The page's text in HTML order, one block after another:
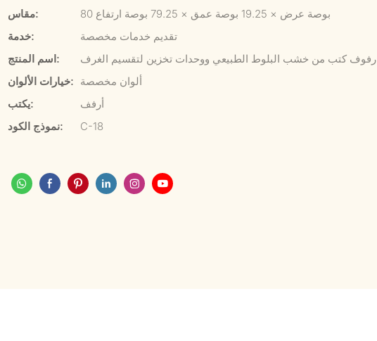
مقاس:
80 بوصة عرض × 19.25 بوصة عمق × 79.25 بوصة ارتفاع
خدمة:
تقديم خدمات مخصصة
اسم المنتج:
رفوف كتب من خشب البلوط الطبيعي ووحدات تخزين لتقسيم الغرف
خيارات الألوان: ألوان مخصصة
يكتب:
أرفف
نموذج الكود:
C-18